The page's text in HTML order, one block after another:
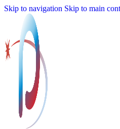
Skip to navigation Skip to main